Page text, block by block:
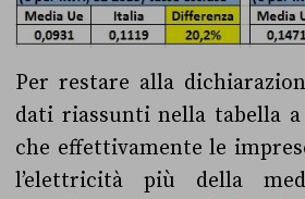
Per restare alla
dati riassunti nella tabella
che effettivamente le
l’elettricità più della